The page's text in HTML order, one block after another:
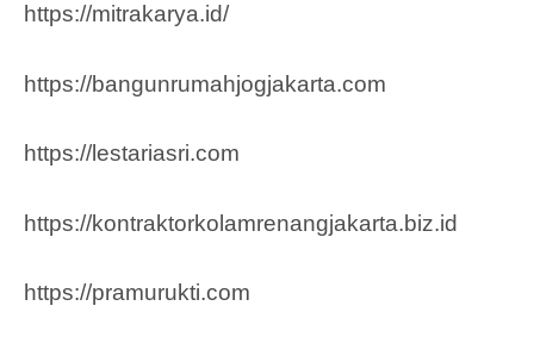
https://mitrakarya.id/
https://bangunrumahjogjakarta.com
https://lestariasri.com
https://kontraktorkolamrenangjakarta.biz.id
https://pramurukti.com